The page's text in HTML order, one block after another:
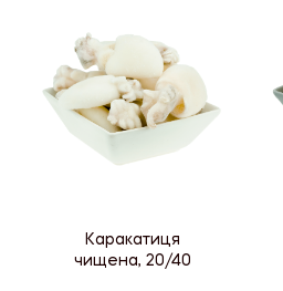
Каракатиця
чищена, 20/40